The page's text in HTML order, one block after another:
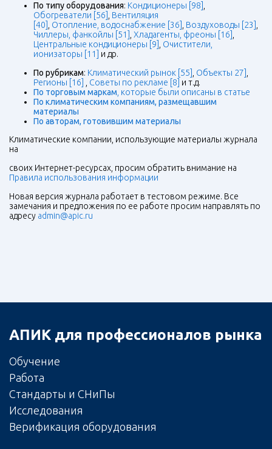
По типу оборудования: Кондиционеры [98]
Обогреватели [56]
Вентиляция
[40]
Отопление, водоснабжение [36] Воздуховоды [23]
Чиллеры, фанкойлы [51]
Хладагенты, фреоны [16]
Центральные кондиционеры [9]
Очистители,
ионизаторы [11]
и др.
По рубрикам: Климатический рынок [55] Объекты 27]
Регионы [16]
Советы по рекламе [8] и т.д.
По торговым маркам , которые были описаны в статье
По климатическим компаниям, размещавшим
материалы
По авторам, готовившим материалы
Климатические компании, использующие материалы журнала
на
своих Интернет-ресурсах, просим обратить внимание на
Правила использования информации
Новая версия журнала работает в тестовом режиме. Все
замечания и предложения по ее работе просим направлять по
адресу admin@apic.ru
АПИК для профессионалов рынка
Обучение
Работа
Стандарты и СНиПы
Исследования
Верификация оборудования